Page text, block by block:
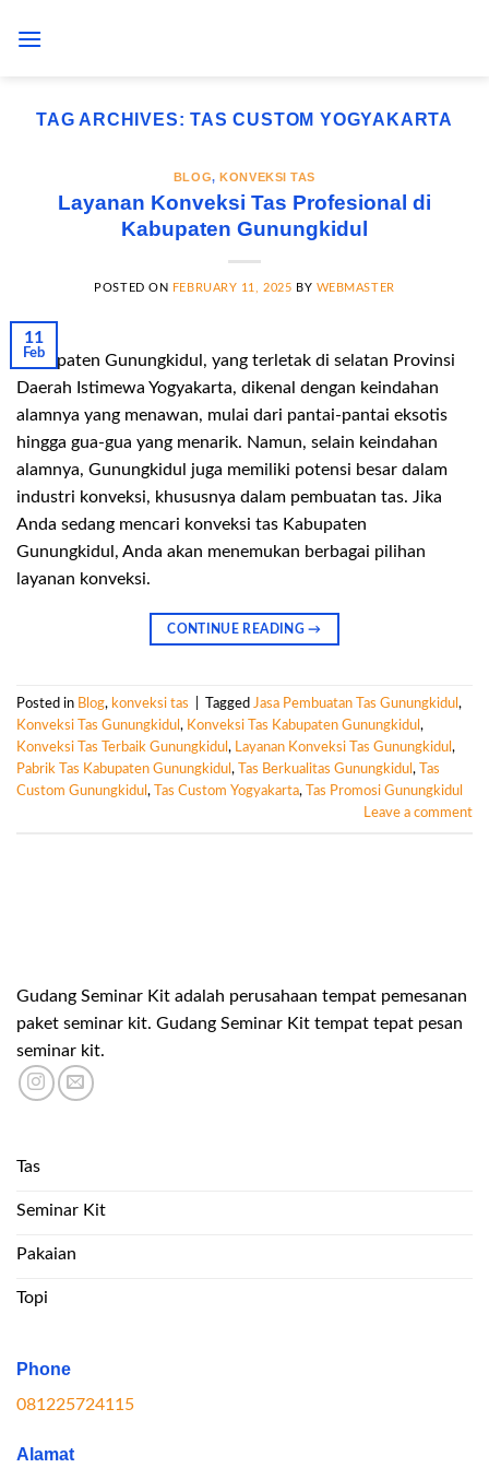
TAG ARCHIVES:TAS CUSTOM YOGYAKARTA
BLOG,KONVEKSI TAS
Layanan Konveksi Tas Profesional di
Kabupaten Gunungkidul
POSTED ON FEBRUARY 11, 2025 BY WEBMASTER
11
Feb
Kabupaten Gunungkidul, yang terletak di selatan Provinsi
Daerah Istimewa Yogyakarta, dikenal dengan keindahan
alamnya yang menawan, mulai dari pantai-pantai eksotis
hingga gua-gua yang menarik. Namun, selain keindahan
alamnya, Gunungkidul juga memiliki potensi besar dalam
industri konveksi, khususnya dalam pembuatan tas. Jika
Anda sedang mencari konveksi tas Kabupaten
Gunungkidul, Anda akan menemukan berbagai pilihan
layanan konveksi.
CONTINUE READING→
Posted in Blog, konveksi tas Tagged Jasa Pembuatan Tas Gunungkidul ,
Konveksi Tas Gunungkidul , Konveksi Tas Kabupaten Gunungkidul ,
Konveksi Tas Terbaik Gunungkidul , Layanan Konveksi Tas Gunungkidul ,
Pabrik Tas Kabupaten Gunungkidul , Tas Berkualitas Gunungkidul ,
Tas
Custom Gunungkidul , Tas Custom Yogyakarta,
Tas Promosi Gunungkidul
Leave a comment
Gudang Seminar Kit adalah perusahaan tempat pemesanan
paket seminar kit. Gudang Seminar Kit tempat tepat pesan
seminar kit.
Tas
Seminar Kit
Pakaian
Topi
Phone
081225724115
Alamat